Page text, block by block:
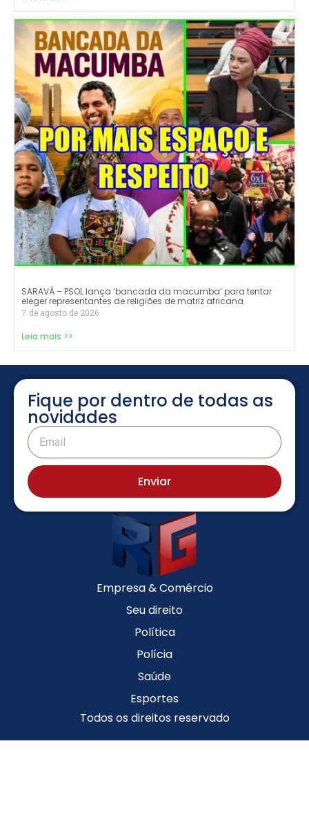
SARAVÁ – PSOL lança ‘bancada da macumba’ para tentar
eleger representantes de religiões de matriz africana.
7 de agosto de 2026
Leia mais >>
Fique por dentro de todas as
novidades
Enviar
Empresa & Comércio
Seu direito
Política
Polícia
Saúde
Esportes
Todos os direitos reservado